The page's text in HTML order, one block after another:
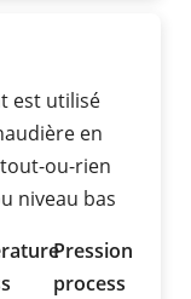
est utilisé
en
ou-rien
niveau bas
Pression
process